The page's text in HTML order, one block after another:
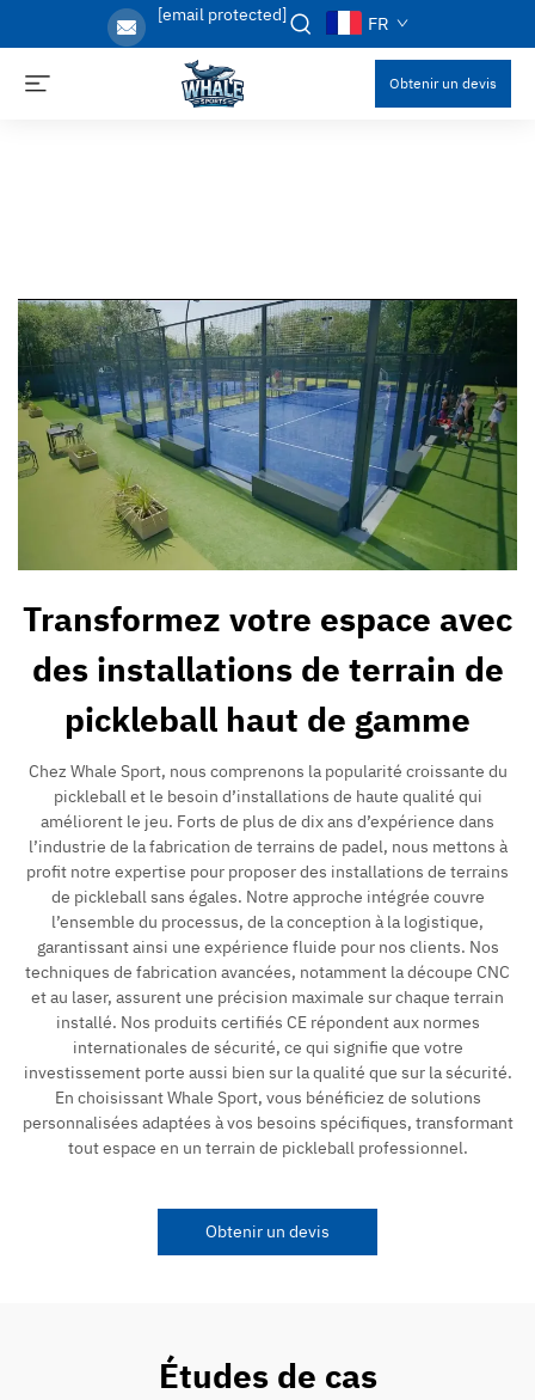
[email protected] FR
Obtenir un devis
Transformez votre espace avec
des installations de terrain de
pickleball haut de gamme
Chez Whale Sport, nous comprenons la popularité croissante du
pickleball et le besoin d’installations de haute qualité qui
améliorent le jeu. Forts de plus de dix ans d’expérience dans
l’industrie de la fabrication de terrains de padel, nous mettons à
profit notre expertise pour proposer des installations de terrains
de pickleball sans égales. Notre approche intégrée couvre
l’ensemble du processus, de la conception à la logistique,
garantissant ainsi une expérience fluide pour nos clients. Nos
techniques de fabrication avancées, notamment la découpe CNC
et au laser, assurent une précision maximale sur chaque terrain
installé. Nos produits certifiés CE répondent aux normes
internationales de sécurité, ce qui signifie que votre
investissement porte aussi bien sur la qualité que sur la sécurité.
En choisissant Whale Sport, vous bénéficiez de solutions
personnalisées adaptées à vos besoins spécifiques, transformant
tout espace en un terrain de pickleball professionnel.
Obtenir un devis
Études de cas